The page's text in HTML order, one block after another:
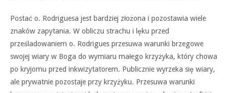
Postać o. Rodriguesa jest bardziej złożona i pozostawia wiele
znaków zapytania. W obliczu strachu i lęku przed
prześladowaniem o. Rodrigues przesuwa warunki brzegowe
swojej wiary w Boga do wymiaru małego krzyżyka, który chowa
po kryjomu przed inkwizytatorem. Publicznie wyrzeka się wiary,
ale prywatnie pozostaje przy krzyżyku. Przesuwa warunki